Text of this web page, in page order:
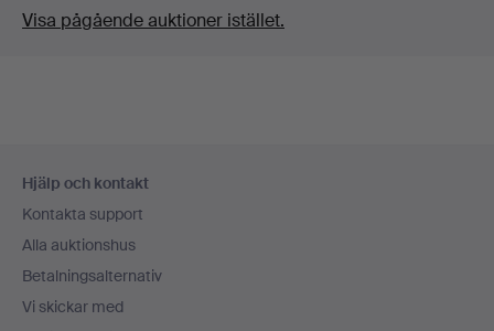
Visa pågående auktioner istället.
Hjälp och kontakt
Kontakta support
Alla auktionshus
Betalningsalternativ
Vi skickar med